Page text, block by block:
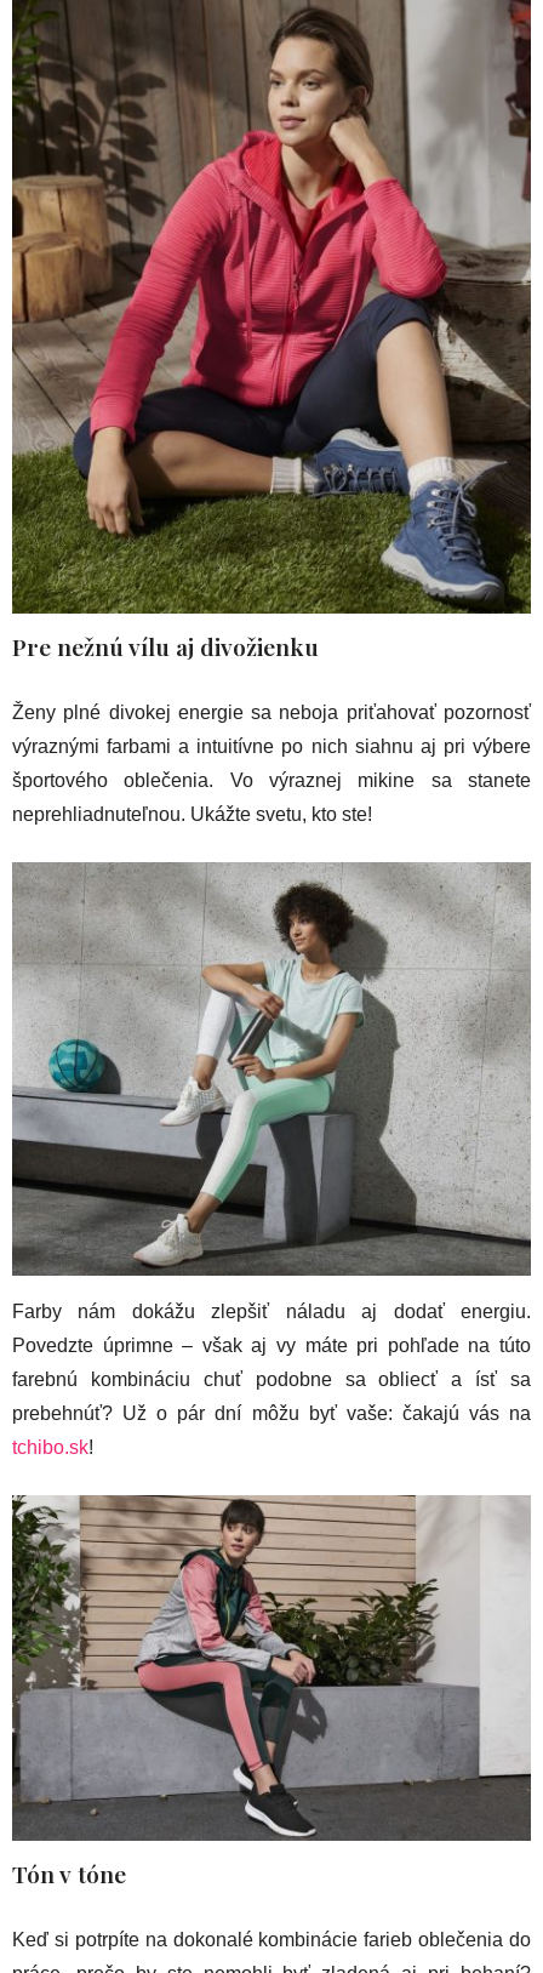
Pre nežnú vílu aj divožienku
Ženy plné divokej energie sa neboja priťahovať pozornosť
výraznými farbami a intuitívne po nich siahnu aj pri výbere
športového oblečenia. Vo výraznej mikine sa stanete
neprehliadnuteľnou. Ukážte svetu, kto ste!
Farby nám dokážu zlepšiť náladu aj dodať energiu.
Povedzte úprimne – však aj vy máte pri pohľade na túto
farebnú kombináciu chuť podobne sa obliecť a ísť sa
prebehnúť? Už o pár dní môžu byť vaše: čakajú vás na
tchibo.sk!
Tón v tóne
Keď si potrpíte na dokonalé kombinácie farieb oblečenia do